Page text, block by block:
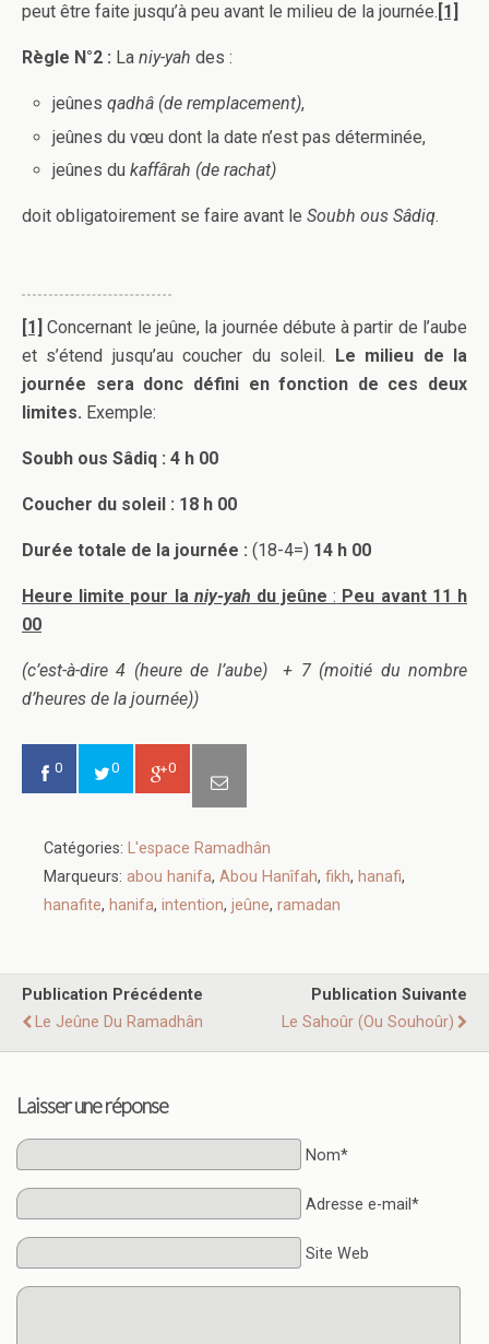
peut être faite jusqu’à peu avant le milieu de la journée. [1]
Règle N°2 : La niy-yah des :
jeûnesqadhâ (de remplacement),
jeûnes du vœu dont la date n’est pas déterminée,
jeûnes dukaffârah (de rachat)
doit obligatoirement se faire avant le Soubh ous Sâdiq.
[1] Concernant le jeûne, la journée débute à partir de l’aube
et s’étend jusqu’au coucher du soleil. Le milieu de la
journée sera donc défini en fonction de ces deux
limites. Exemple:
Soubh ous Sâdiq : 4 h 00
Coucher du soleil : 18 h 00
Durée totale de la journée : (18-4=) 14 h 00
Heure limite pour la niy-yah du jeûne : Peu avant 11 h
00
(c’est-à-dire 4 (heure de l’aube) + 7 (moitié du nombre
d’heures de la journée))
0 0 0
Catégories: L'espace Ramadhân
Marqueurs: abou hanifa, Abou Hanîfah, fikh, hanafi,
hanafite, hanifa, intention, jeûne, ramadan
Publication Précédente
Le Jeûne Du Ramadhân
Publication Suivante
Le Sahoûr (ou Souhoûr)
Laisser une réponse
Nom*
Adresse e-mail*
Site Web